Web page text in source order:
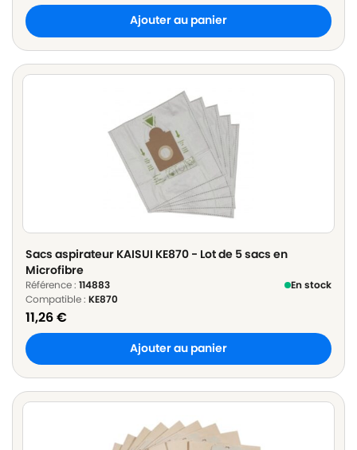
Ajouter au panier
Sacs aspirateur KAISUI KE870 - Lot de 5 sacs en
Microfibre
Référence : 114883
En stock
Compatible : KE870
11,26€
Ajouter au panier